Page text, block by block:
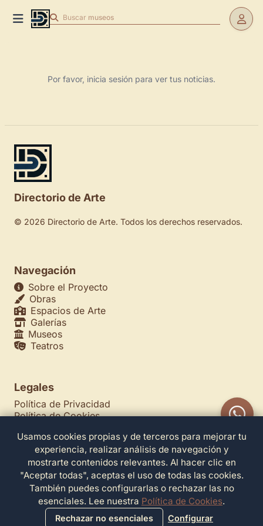
Buscar museos
Por favor, inicia sesión para ver tus noticias.
Directorio de Arte
© 2026 Directorio de Arte. Todos los derechos reservados.
Navegación
Sobre el Proyecto
Obras
Espacios de Arte
Galerías
Museos
Teatros
Legales
Política de Privacidad
Política de Cookies
Términos de Servicio
Contacto
Usamos cookies propias y de terceros para mejorar tu
experiencia, realizar análisis de navegación y
mostrarte contenidos relevantes. Al hacer clic en
"Aceptar todas", aceptas el uso de todas las cookies.
También puedes configurarlas o rechazar las no
esenciales. Lee nuestra Política de Cookies.
Rechazar no esenciales Configurar